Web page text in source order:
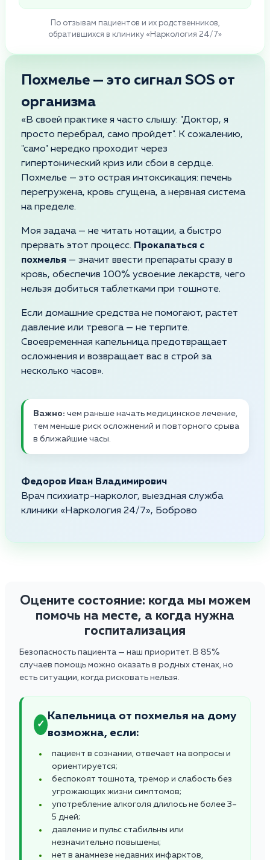
По отзывам пациентов и их родственников,
обратившихся в клинику «Наркология 24/7»
Похмелье — это сигнал SOS от
организма
«В своей практике я часто слышу: "Доктор, я
просто перебрал, само пройдет". К сожалению,
"само" нередко проходит через
гипертонический криз или сбои в сердце.
Похмелье — это острая интоксикация: печень
перегружена, кровь сгущена, а нервная система
на пределе.
Моя задача — не читать нотации, а быстро
прервать этот процесс. Прокапаться с
похмелья — значит ввести препараты сразу в
кровь, обеспечив 100% усвоение лекарств, чего
нельзя добиться таблетками при тошноте.
Если домашние средства не помогают, растет
давление или тревога — не терпите.
Своевременная капельница предотвращает
осложнения и возвращает вас в строй за
несколько часов».
Важно: чем раньше начать медицинское лечение,
тем меньше риск осложнений и повторного срыва
в ближайшие часы.
Федоров Иван Владимирович
Врач психиатр-нарколог, выездная служба
клиники «Наркология 24/7», Боброво
Оцените состояние: когда мы можем
помочь на месте, а когда нужна
госпитализация
Безопасность пациента — наш приоритет. В 85%
случаев помощь можно оказать в родных стенах, но
есть ситуации, когда рисковать нельзя.
✓
Капельница от похмелья на дому
возможна, если:
пациент в сознании, отвечает на вопросы и
ориентируется;
беспокоят тошнота, тремор и слабость без
угрожающих жизни симптомов;
употребление алкоголя длилось не более 3–
5 дней;
давление и пульс стабильны или
незначительно повышены;
нет в анамнезе недавних инфарктов,